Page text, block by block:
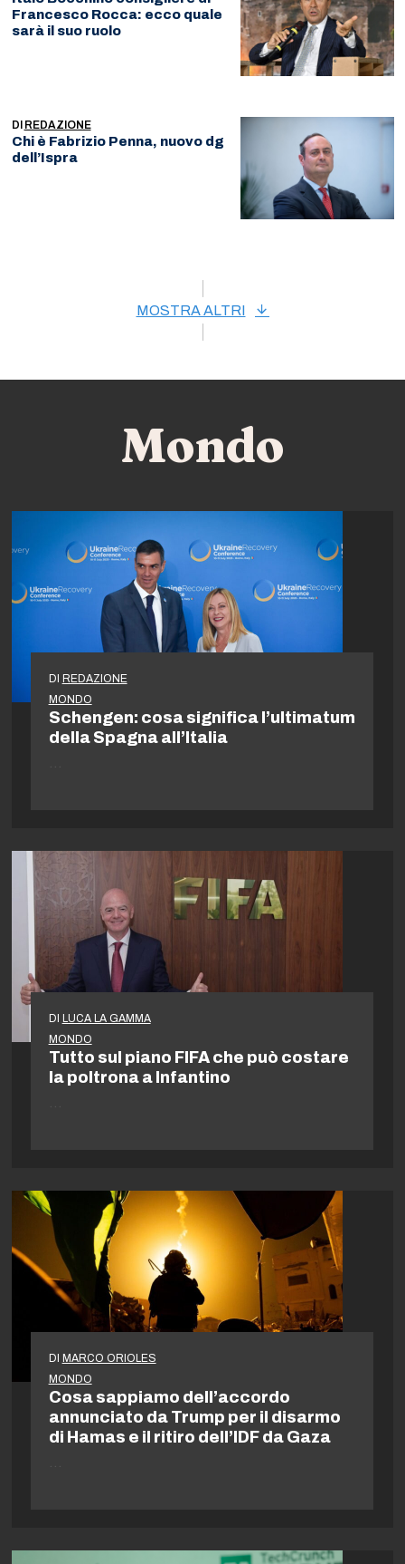
Francesco Rocca: ecco quale
sarà il suo ruolo
DI REDAZIONE
Chi è Fabrizio Penna, nuovo dg
dell’Ispra
MOSTRA ALTRI
Mondo
DI
REDAZIONE
MONDO
Schengen: cosa significa l’ultimatum
della Spagna all’Italia
DI
LUCA LA GAMMA
MONDO
Tutto sul piano FIFA che può costare
la poltrona a Infantino
DI
MARCO ORIOLES
MONDO
Cosa sappiamo dell’accordo
annunciato da Trump per il disarmo
di Hamas e il ritiro dell’IDF da Gaza